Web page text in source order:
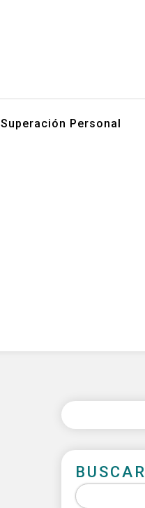
Superación Personal
BUSCAR